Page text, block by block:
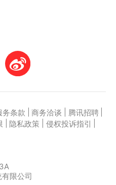
务条款 商务洽谈 腾讯招聘
隐私政策 侵权投诉指引
限公司